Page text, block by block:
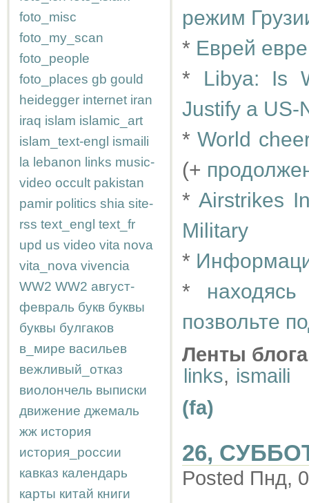
foto_misc
foto_my_scan
foto_people
foto_places gb gould
heidegger internet iran
iraq islam islamic_art
islam_text-engl ismaili
la lebanon links music-
video occult pakistan
pamir politics shia site-
rss text_engl text_fr
upd us video vita nova
vita_nova vivencia
WW2 WW2 август-
февраль букв буквы
буквы булгаков
в_мире васильев
вежливый_отказ
виолончель выписки
движение джемаль
жж история
история_россии
кавказ календарь
карты китай книги
режим
* Еврей
* Libya: Is
Justify a US-
*World
(+
* Airstrikes
Military
*
*
позвольте
Ленты
links, ismaili
(fa)
26,
Posted Пнд,